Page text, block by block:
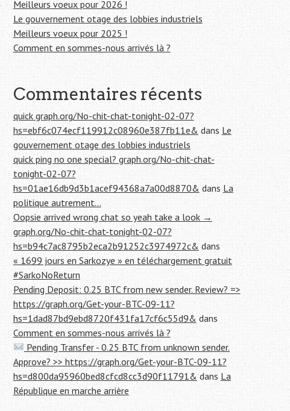
r
:
Meilleurs voeux pour 2026 !
Le gouvernement otage des lobbies industriels
Meilleurs voeux pour 2025 !
Comment en sommes-nous arrivés là ?
Commentaires récents
quick graph.org/No-chit-chat-tonight-02-07?
hs=ebf6c074ecf119912c08960e387fb11e& dans Le
gouvernement otage des lobbies industriels
quick ping no one special? graph.org/No-chit-chat-
tonight-02-07?
hs=01ae16db9d3b1acef94368a7a00d8870& dans La
politique autrement…
Oopsie arrived wrong chat so yeah take a look →
graph.org/No-chit-chat-tonight-02-07?
hs=b94c7ac8795b2eca2b91252c3974972c& dans
« 1699 jours en Sarkozye » en téléchargement gratuit
#SarkoNoReturn
Pending Deposit: 0.25 BTC from new sender. Review? =>
https://graph.org/Get-your-BTC-09-11?
hs=1dad87bd9ebd8720f431fa17cf6c55d9& dans
Comment en sommes-nous arrivés là ?
Pending Transfer - 0.25 BTC from unknown sender.
Approve? >> https://graph.org/Get-your-BTC-09-11?
hs=d800da95960bed8cfcd8cc3d90f11791& dans La
République en marche arrière